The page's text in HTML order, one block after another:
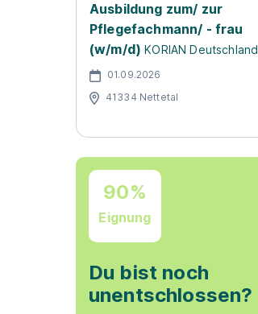
Ausbildung zum/ zur
Pflegefachmann/ - frau
(w/m/d) KORIAN Deutschland
01.09.2026
41334 Nettetal
90%
Eignung
Du bist noch
unentschlossen?